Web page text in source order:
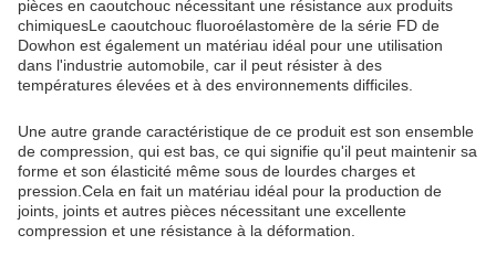
pièces en caoutchouc nécessitant une résistance aux produits
chimiquesLe caoutchouc fluoroélastomère de la série FD de
Dowhon est également un matériau idéal pour une utilisation
dans l'industrie automobile, car il peut résister à des
températures élevées et à des environnements difficiles.
Une autre grande caractéristique de ce produit est son ensemble
de compression, qui est bas, ce qui signifie qu'il peut maintenir sa
forme et son élasticité même sous de lourdes charges et
pression.Cela en fait un matériau idéal pour la production de
joints, joints et autres pièces nécessitant une excellente
compression et une résistance à la déformation.